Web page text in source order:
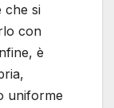
che si
con
è
uniforme